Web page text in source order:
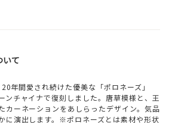
いて
年間愛され続けた優美な「ポロネーズ」
ンチャイナで復刻しました。唐草模様と、王
カーネーションをあしらったデザイン。気品
に演出します。※ポロネーズとは素材や形状